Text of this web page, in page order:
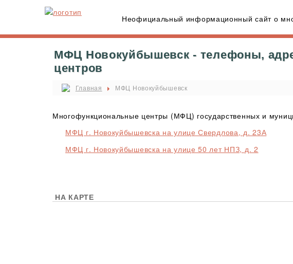
Неофициальный информационный сайт о
МФЦ Новокуйбышевск - телефоны,
центров
Главная МФЦ Новокуйбышевск
Многофункциональные центры (МФЦ) государственных и
МФЦ г. Новокуйбышевска на улице Свердлова, д. 23А
МФЦ г. Новокуйбышевска на улице 50 лет НПЗ, д. 2
НА КАРТЕ